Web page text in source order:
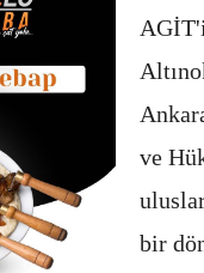
ve
bir